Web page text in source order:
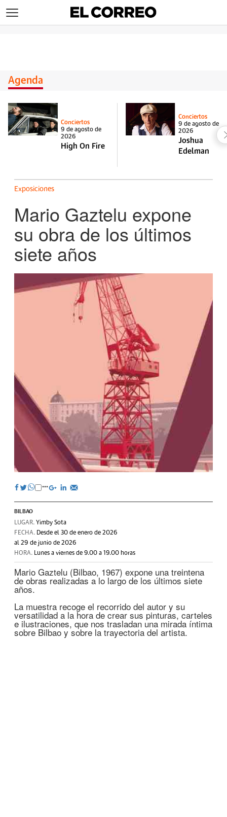
Agenda
Conciertos
9 de agosto de
2026
High On Fire
Conciertos
9 de agosto de
2026
Joshua
Edelman
Exposiciones
Mario Gaztelu expone
su obra de los últimos
siete años
BILBAO
LUGAR. Yimby Sota
FECHA. Desde el 30 de enero de 2026
al 29 de junio de 2026
HORA. Lunes a viernes de 9.00 a 19.00 horas
Mario Gaztelu (Bilbao, 1967) expone una treintena
de obras realizadas a lo largo de los últimos siete
años.
La muestra recoge el recorrido del autor y su
versatilidad a la hora de crear sus pinturas, carteles
e ilustraciones, que nos trasladan una mirada íntima
sobre Bilbao y sobre la trayectoria del artista.